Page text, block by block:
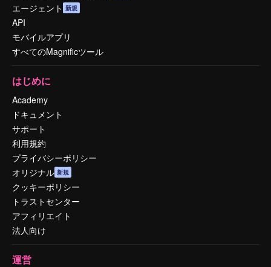
エージェント 新規
API
モバイルアプリ
すべてのMagnificツール
はじめに
Academy
ドキュメント
サポート
利用規約
プライバシーポリシー
オリジナル 新規
クッキーポリシー
トラストセンター
アフィリエイト
法人向け
運営